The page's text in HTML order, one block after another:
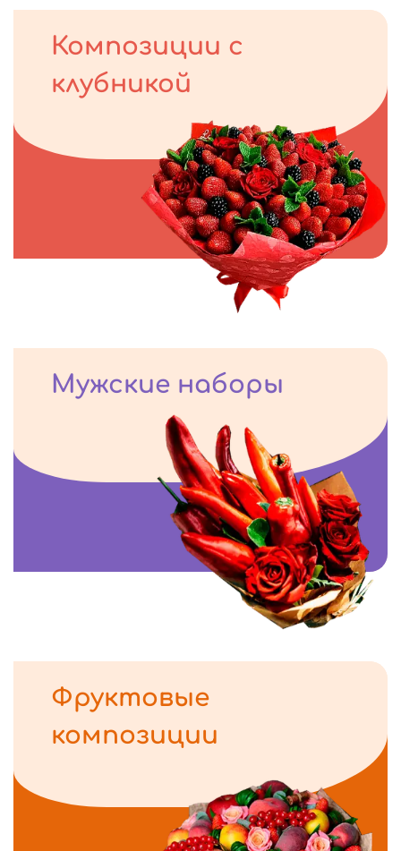
Композиции с
клубникой
Мужские наборы
Фруктовые
композиции